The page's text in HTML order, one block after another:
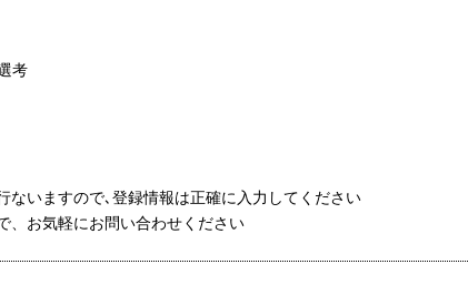
考
ないますので､登録情報は正確に入力してください
、お気軽にお問い合わせください